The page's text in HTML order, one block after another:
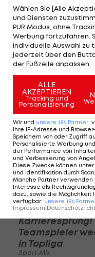
Weltmeisterschaft
Die Umstände
von Pedrosa und
gewesen. "Es war
viele Punkte
zweiten Sieg
Mehr zum
Karrieresprung!
Teamspieler
in Topliga
Sport-Mix
Wählen Sie [Alle
und Diensten
PUR Modus, ohne
Werbung fortzufahren.
individuelle Auswahl zu
jederzeit über den
der Fußzeile anpassen.
ALLE
AKZEPTIEREN
Tracking und
Personalisierung
Wir und unsere 186 Partner
Ihre IP-Adresse und
Speichern von oder Zugriff
Personalisierte Werbung
der Performance von
und Verbesserung von
Diese Zwecke können
und Identifikation durch
Manche Partner
Interesse als
dazu, sowie die Möglichkeit
verfügbar: unsere 186
Impressum